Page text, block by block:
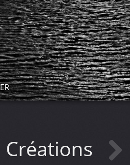
Créations